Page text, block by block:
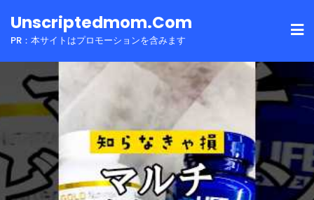
toUnscriptedmom.com
PR：本サイトはプロモーションを含みます